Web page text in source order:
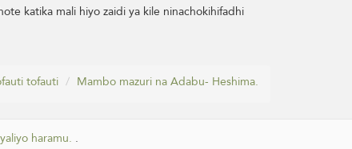
katika mali hiyo zaidi ya kile ninachokihifadhi
tofauti Mambo mazuri na Adabu- Heshima.
haramu. .